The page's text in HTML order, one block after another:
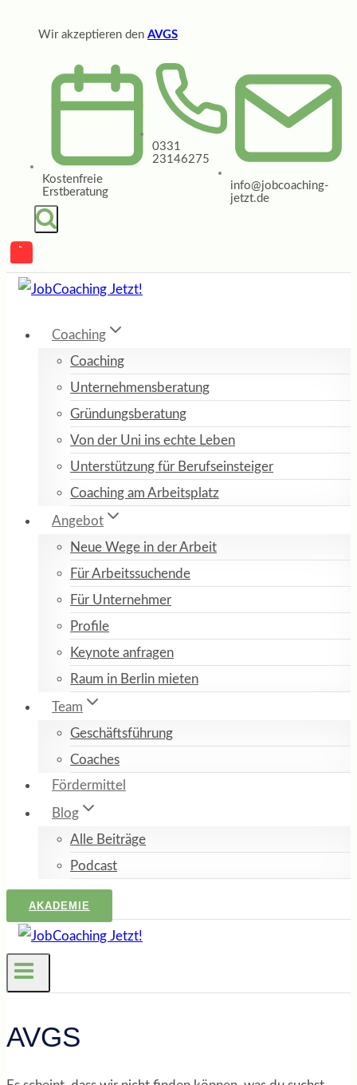
Wir akzeptieren den AVGS
Kostenfreie
Erstberatung
0331
23146275
info@jobcoaching-
jetzt.de
Coaching
Coaching
Unternehmensberatung
Gründungsberatung
Von der Uni ins echte Leben
Unterstützung für Berufseinsteiger
Coaching am Arbeitsplatz
Angebot
Neue Wege in der Arbeit
Für Arbeitssuchende
Für Unternehmer
Profile
Keynote anfragen
Raum in Berlin mieten
Team
Geschäftsführung
Coaches
Fördermittel
Blog
Alle Beiträge
Podcast
AKADEMIE
AVGS